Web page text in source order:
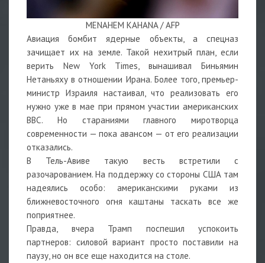
MENAHEM KAHANA / AFP
Авиация бомбит ядерные объекты, а спецназ
зачищает их на земле. Такой нехитрый план, если
верить New York Times, вынашивал Биньямин
Нетаньяху в отношении Ирана. Более того, премьер-
министр Израиля настаивал, что реализовать его
нужно уже в мае при прямом участии американских
ВВС. Но стараниями главного миротворца
современности — пока авансом — от его реализации
отказались.
В Тель-Авиве такую весть встретили с
разочарованием. На поддержку со стороны США там
надеялись особо: американскими руками из
ближневосточного огня каштаны таскать все же
поприятнее.
Правда, вчера Трамп поспешил успокоить
партнеров: силовой вариант просто поставили на
паузу, но он все еще находится на столе.